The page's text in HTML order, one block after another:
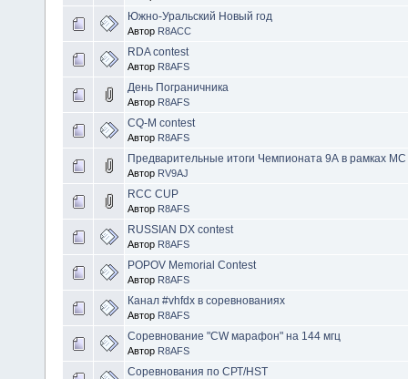
Южно-Уральский Новый год
Автор R8ACC
RDA contest
Автор R8AFS
День Пограничника
Автор R8AFS
CQ-M contest
Автор R8AFS
Предварительные итоги Чемпионата 9А в рамках
Автор RV9AJ
RCC CUP
Автор R8AFS
RUSSIAN DX contest
Автор R8AFS
POPOV Memorial Contest
Автор R8AFS
Канал #vhfdx в соревнованиях
Автор R8AFS
Соревнование "CW марафон" на 144 мгц
Автор R8AFS
Соревнования по СРТ/HST